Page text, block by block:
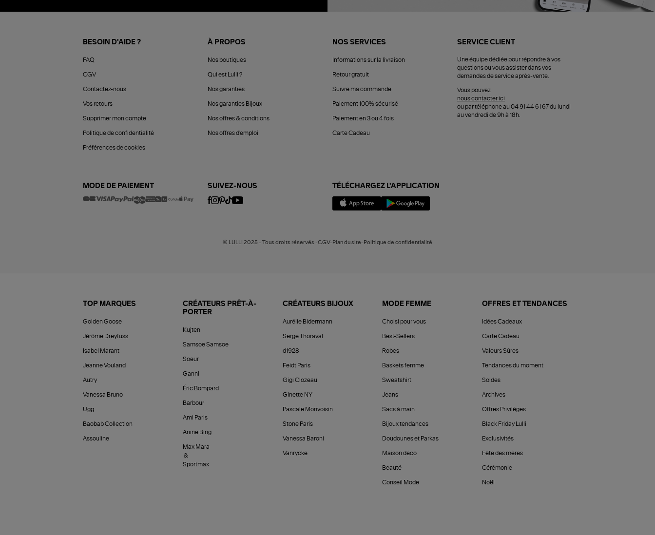
BESOIN D'AIDE ?
FAQ
CGV
Contactez-nous
Vos retours
Supprimer mon compte
Politique de confidentialité
Préférences de cookies
À PROPOS
Nos boutiques
Qui est Lulli ?
Nos garanties
Nos garanties Bijoux
Nos offres & conditions
Nos offres d'emploi
NOS SERVICES
Informations sur la livraison
Retour gratuit
Suivre ma commande
Paiement 100% sécurisé
Paiement en 3 ou 4 fois
Carte Cadeau
SERVICE CLIENT
Une équipe dédiée pour répondre à vos
questions ou vous assister dans vos
demandes de service après-vente.
Vous pouvez
nous contacter ici
ou par téléphone au 04 91 44 61 67 du lundi
au vendredi de 9h à 18h.
MODE DE PAIEMENT SUIVEZ-NOUS TÉLÉCHARGEZ L'APPLICATION
© LULLI 2025 - Tous droits réservés -CGV-Plan du site-Politique de confidentialité
TOP MARQUES
Golden Goose
Jérôme Dreyfuss
Isabel Marant
Jeanne Vouland
Autry
Vanessa Bruno
Ugg
Baobab Collection
Assouline
CRÉATEURS PRÊT-À-
PORTER
Kujten
Samsoe Samsoe
Soeur
Ganni
Éric Bompard
Barbour
Ami Paris
Anine Bing
Max Mara
&
Sportmax
CRÉATEURS BIJOUX
Aurélie Bidermann
Serge Thoraval
d1928
Feidt Paris
Gigi Clozeau
Ginette NY
Pascale Monvoisin
Stone Paris
Vanessa Baroni
Vanrycke
MODE FEMME
Choisi pour vous
Best-Sellers
Robes
Baskets femme
Sweatshirt
Jeans
Sacs à main
Bijoux tendances
Doudounes et Parkas
Maison déco
Beauté
Conseil Mode
OFFRES ET TENDANCES
Idées Cadeaux
Carte Cadeau
Valeurs Sûres
Tendances du moment
Soldes
Archives
Offres Privilèges
Black Friday Lulli
Exclusivités
Fête des mères
Cérémonie
Noël